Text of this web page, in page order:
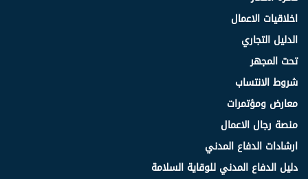
اخلاقيات الاعمال
الدليل التجاري
تحت المجهر
شروط الانتساب
معارض ومؤتمرات
منصة رجال الاعمال
ارشادات الدفاع المدني
دليل الدفاع المدني للوقاية السلامة